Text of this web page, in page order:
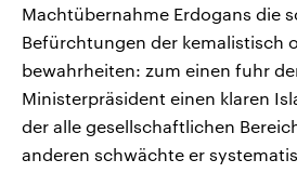
Machtübernahme Erdogans die
Befürchtungen der kemalistisch
bewahrheiten: zum einen fuhr
Ministerpräsident einen klaren
der alle gesellschaftlichen
anderen schwächte er